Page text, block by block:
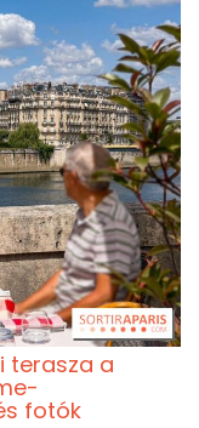
terasza a
fotók